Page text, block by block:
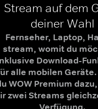
Stream auf dem
deiner Wahl
Fernseher, Laptop,
stream, womit du
Download-
alle mobilen
WOW Premium
zwei Streams
Verfügung.